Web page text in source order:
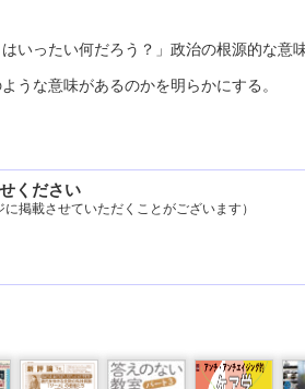
いったい何だろう？」政治の根源的な意
うな意味があるのかを明らかにする。
ください
掲載させていただくことがございます）